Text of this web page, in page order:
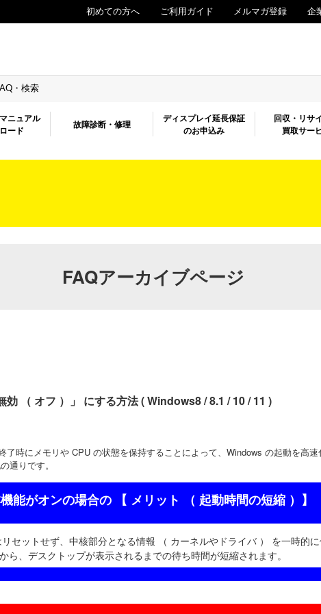
初めての方へ ご利用ガイド メルマガ登録 企
・検索
ニュアル
ード
故障診断・修理
ディスプレイ延長保証
のお申込み
回収・リサ
買取サー
FAQアーカイブページ
（ オフ ）」 にする方法 ( Windows8 / 8.1 / 10 / 11 )
時にメモリや CPU の状態を保持することによって、Windows の起動を高速
通りです。
能がオンの場合の 【 メリット （ 起動時間の短縮 ）】
セットせず、中核部分となる情報 （ カーネルやドライバ ） を一時的に
ら、デスクトップが表示されるまでの待ち時間が短縮されます。